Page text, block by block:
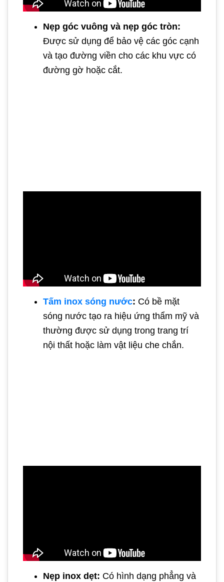
Nẹp góc vuông và nẹp góc tròn:
Được sử dụng để bảo vệ các góc cạnh
và tạo đường viền cho các khu vực có
đường gờ hoặc cắt.
Tấm inox sóng nước: Có bề mặt
sóng nước tạo ra hiệu ứng thẩm mỹ và
thường được sử dụng trong trang trí
nội thất hoặc làm vật liệu che chắn.
Nẹp inox dẹt: Có hình dạng phẳng và